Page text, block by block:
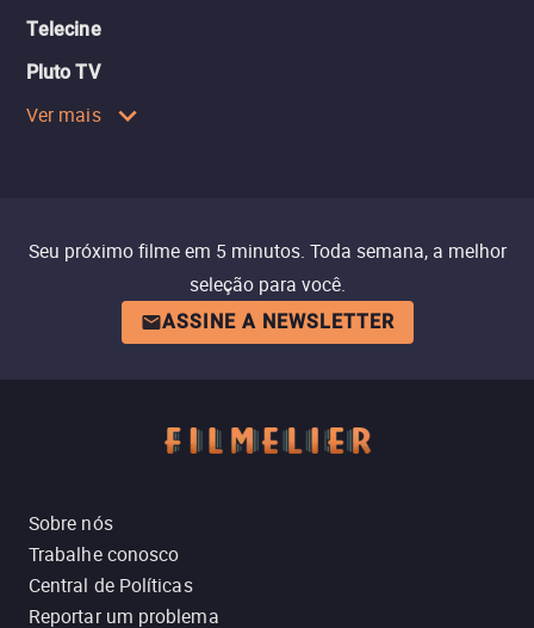
Telecine
Pluto TV
Ver mais
Seu próximo filme em 5 minutos. Toda semana, a melhor
seleção para você.
ASSINE A NEWSLETTER
Sobre nós
Trabalhe conosco
Central de Políticas
Reportar um problema